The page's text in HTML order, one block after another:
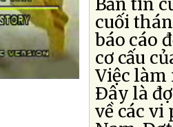
Bản tin
cuối
báo cáo
cơ cấu
Việc làm
Ðây là
về các vi